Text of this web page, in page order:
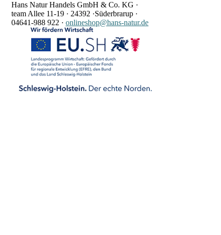
Hans Natur Handels GmbH & Co. KG ·
team Allee 11-19 · 24392 ·Süderbrarup ·
04641-988 922 · onlineshop@hans-natur.de